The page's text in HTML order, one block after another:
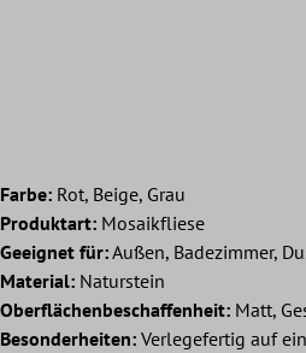
Farbe: Rot, Beige, Grau
Produktart: Mosaikfliese
Geeignet für:Außen, Badezimmer,
Material: Naturstein
Oberflächenbeschaffenheit: Matt,
Besonderheiten: Verlegefertig auf